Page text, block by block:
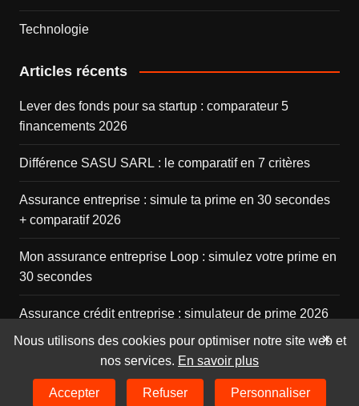
Technologie
Articles récents
Lever des fonds pour sa startup : comparateur 5
financements 2026
Différence SASU SARL : le comparatif en 7 critères
Assurance entreprise : simule ta prime en 30 secondes
+ comparatif 2026
Mon assurance entreprise Loop : simulez votre prime en
30 secondes
Assurance crédit entreprise : simulateur de prime 2026
© 2026Aginius
×
Nous utilisons des cookies pour optimiser notre site web et
nos services. En savoir plus
Accepter Refuser Personnaliser